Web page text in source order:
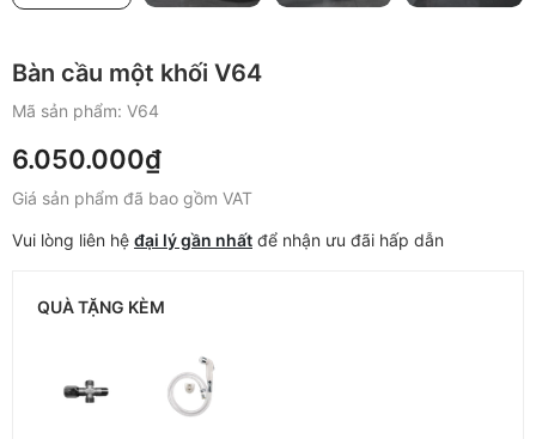
Bàn cầu một khối V64
Mã sản phẩm: V64
6.050.000₫
Giá sản phẩm đã bao gồm VAT
Vui lòng liên hệ đại lý gần nhất để nhận ưu đãi hấp dẫn
QUÀ TẶNG KÈM